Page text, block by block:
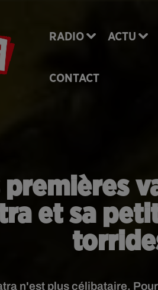
RADIO ACTU
CONTACT
premières
et sa
n'est plus célibataire.